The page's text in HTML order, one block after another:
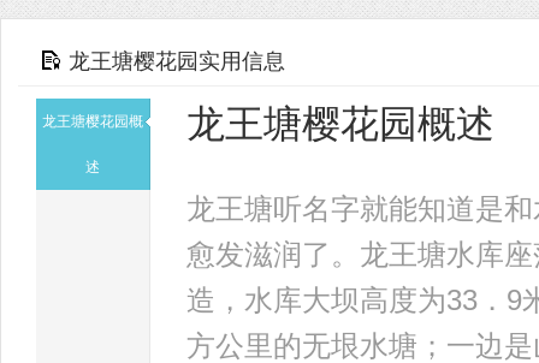
龙王塘樱花园实用信息
龙王塘樱花园概
述
龙王塘樱花园概述
龙王塘听名字就能知道是
愈发滋润了。龙王塘水库
造，水库大坝高度为33．9
方公里的无垠水塘；一边